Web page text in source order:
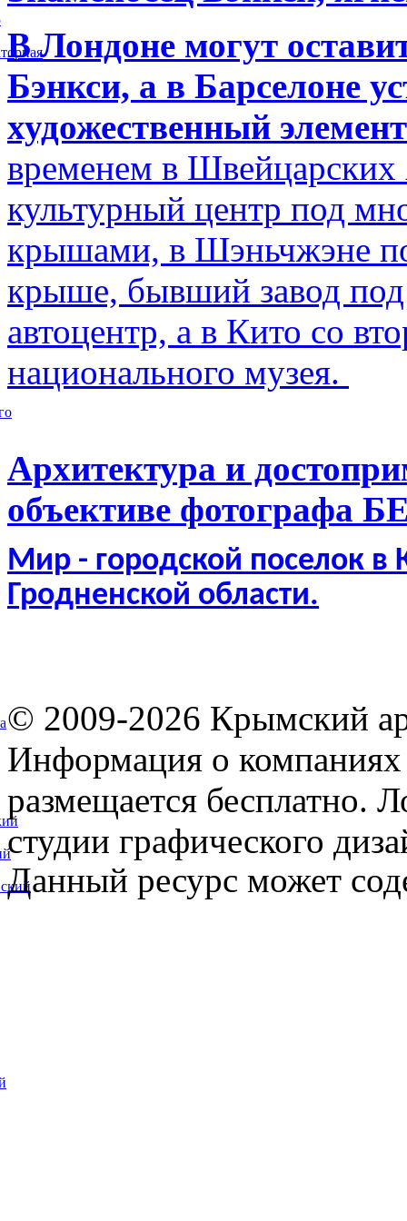
В Лондоне могут
Бэнкси, а в Барселоне
художественный
временем в Швейцарских
культурный центр под
крышами, в Шэньчжэне
крыше, бывший завод
автоцентр, а в Кито со
национального музея.
Архитектура и
объективе фотографа
Мир - городской поселок в
Гродненской области.
© 2009-2026 Крымский
Информация о компаниях
размещается бесплатно.
студии графического
Данный ресурс может